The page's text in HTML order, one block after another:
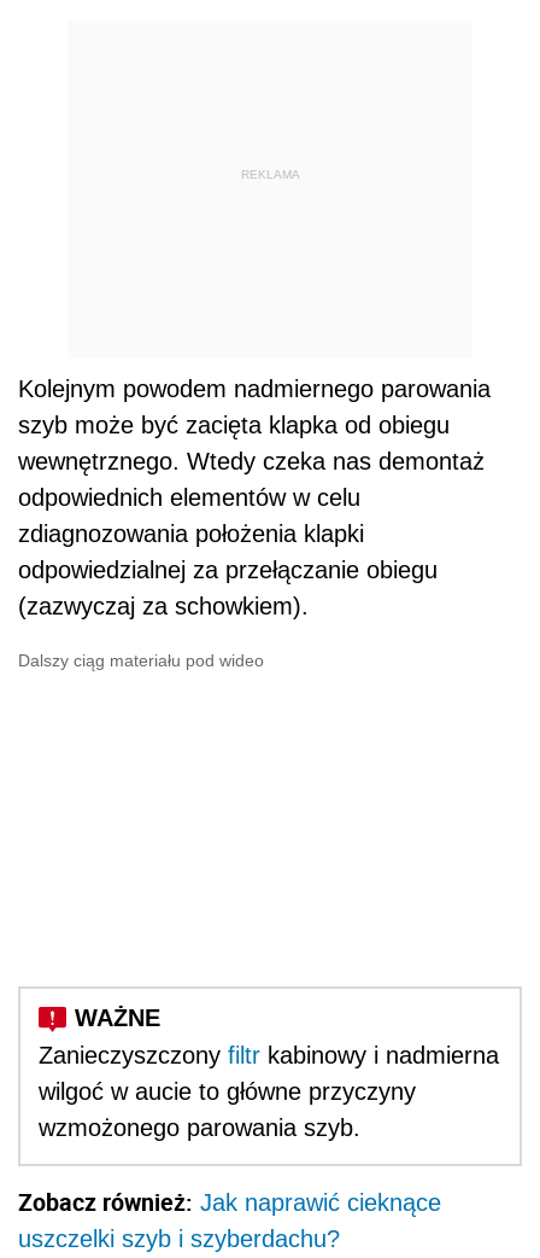
REKLAMA
Kolejnym powodem nadmiernego parowania
szyb może być zacięta klapka od obiegu
wewnętrznego. Wtedy czeka nas demontaż
odpowiednich elementów w celu
zdiagnozowania położenia klapki
odpowiedzialnej za przełączanie obiegu
(zazwyczaj za schowkiem).
Dalszy ciąg materiału pod wideo
Zanieczyszczony filtr kabinowy i nadmierna
wilgoć w aucie to główne przyczyny
wzmożonego parowania szyb.
Zobacz również: Jak naprawić cieknące
uszczelki szyb i szyberdachu?